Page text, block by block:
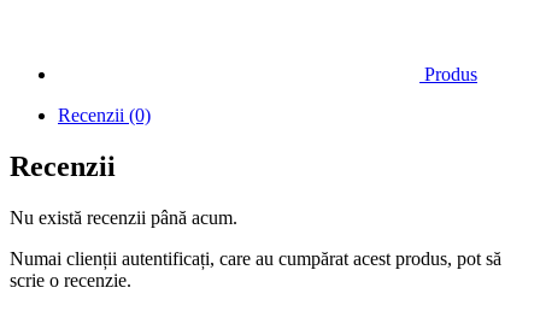
Produs
Recenzii (0)
Recenzii
Nu există recenzii până acum.
Numai clienții autentificați, care au cumpărat acest produs, pot să
scrie o recenzie.